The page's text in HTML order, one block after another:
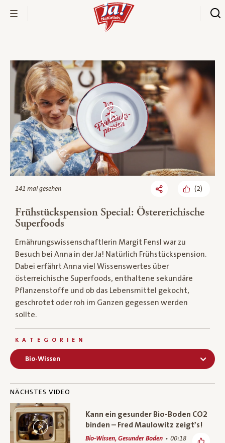
Bio-Thek
141 mal gesehen (2)
Frühstückspension Special: Östererichische
Superfoods
Ernährungswissenschaftlerin Margit Fensl war zu
Besuch bei Anna in der Ja! Natürlich Frühstückspension.
Dabei erfährt Anna viel Wissenswertes über
österreichische Superfoods, enthaltene sekundäre
Pflanzenstoffe und ob das Lebensmittel gekocht,
geschrotet oder roh im Ganzen gegessen werden
sollte.
KATEGORIEN
Bio-Wissen
NÄCHSTES VIDEO
Kann ein gesunder Bio-Boden CO2
binden – Fred Maulowitz zeigt’s!
Bio-Wissen, Gesunder Boden 00:18